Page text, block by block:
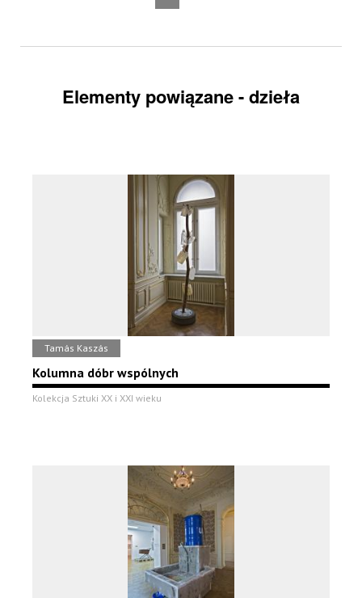
Elementy powiązane - dzieła
Tamás Kaszás
Kolumna dóbr wspólnych
Kolekcja Sztuki XX i XXI wieku